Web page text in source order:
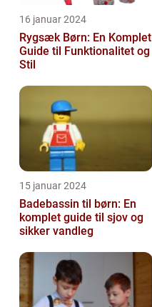
16 januar 2024
Rygsæk Børn: En Komplet
Guide til Funktionalitet og
Stil
15 januar 2024
Badebassin til børn: En
komplet guide til sjov og
sikker vandleg